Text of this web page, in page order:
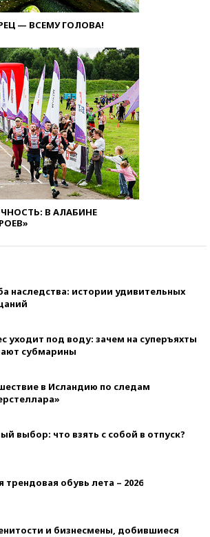
— ВСЕМУ ГОЛОВА!
В АЛАБИНЕ
наследства: истории удивительных
уходит под воду: зачем на суперъяхты
субмарины
в Исландию по следам
выбор: что взять с собой в отпуск?
трендовая обувь лета – 2026
и бизнесмены, добившиеся